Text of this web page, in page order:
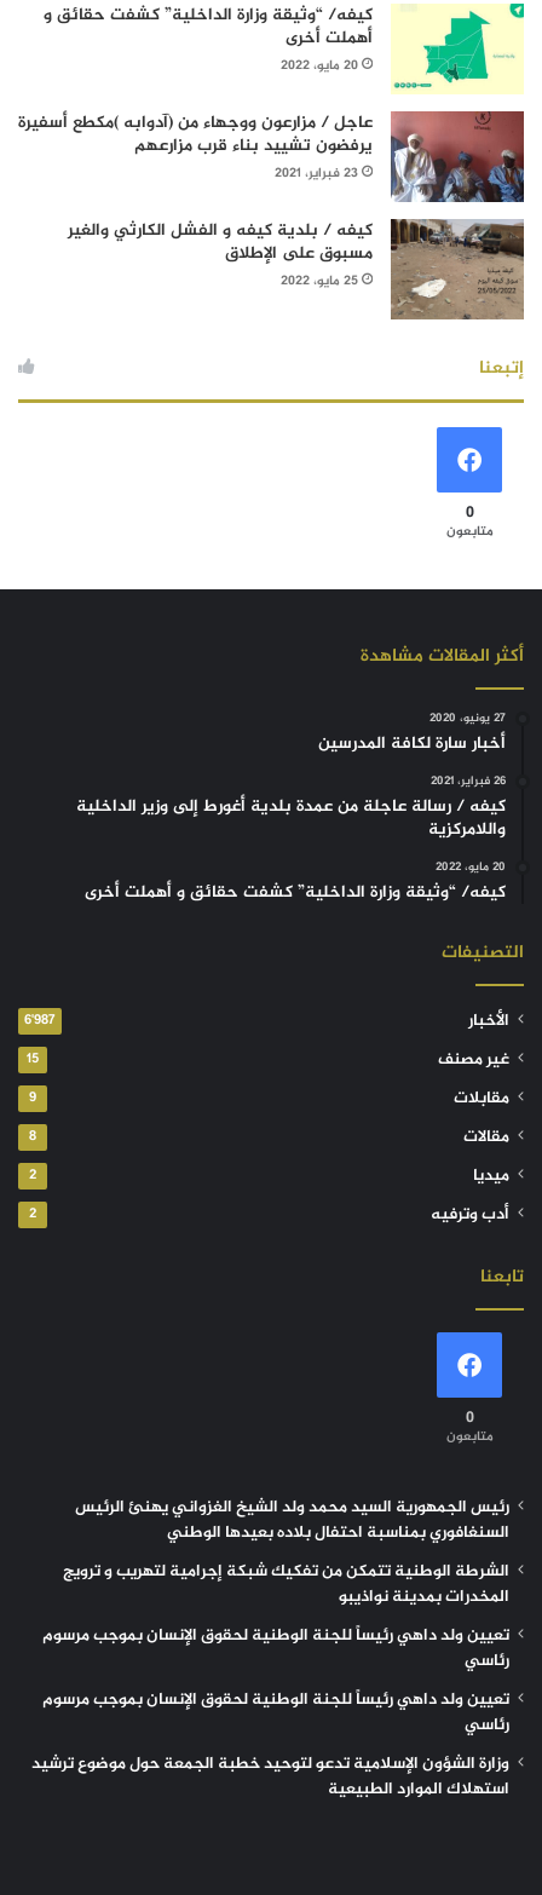
كيفه/ “وثيقة وزارة الداخلية” كشفت حقائق و
أهملت أخرى
20 مايو، 2022
عاجل / مزارعون ووجهاء من (آدوابه )مكطع أسفيرة
يرفضون تشييد بناء قرب مزارعهم
23 فبراير، 2021
كيفه / بلدية كيفه و الفشل الكارثي والغير
مسبوق على الإطلاق
25 مايو، 2022
إتبعنا
0
متابعون
أكثر المقالات مشاهدة
27 يونيو، 2020
أخبار سارة لكافة المدرسين
26 فبراير، 2021
كيفه / رسالة عاجلة من عمدة بلدية أغورط إلى وزير الداخلية
واللامركزية
20 مايو، 2022
كيفه/ “وثيقة وزارة الداخلية” كشفت حقائق و أهملت أخرى
التصنيفات
الأخبار 6٬987
غير مصنف 15
مقابلات 9
مقالات 8
ميديا 2
أدب وترفيه 2
تابعنا
0
متابعون
رئيس الجمهورية السيد محمد ولد الشيخ الغزواني يهنئ الرئيس
السنغافوري بمناسبة احتفال بلاده بعيدها الوطني
الشرطة الوطنية تتمكن من تفكيك شبكة إجرامية لتهريب و ترويج
المخدرات بمدينة نواذيبو
تعيين ولد داهي رئيساً للجنة الوطنية لحقوق الإنسان بموجب مرسوم
رئاسي
تعيين ولد داهي رئيساً للجنة الوطنية لحقوق الإنسان بموجب مرسوم
رئاسي
وزارة الشؤون الإسلامية تدعو لتوحيد خطبة الجمعة حول موضوع ترشيد
استهلاك الموارد الطبيعية